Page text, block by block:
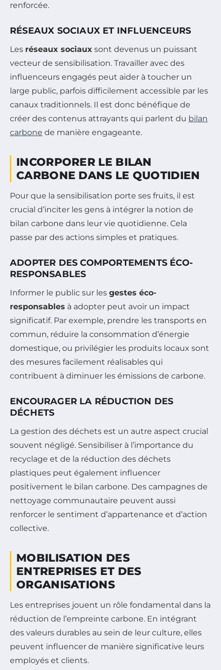
renforcée.
RÉSEAUX SOCIAUX ET INFLUENCEURS
Les réseaux sociaux sont devenus un puissant
vecteur de sensibilisation. Travailler avec des
influenceurs engagés peut aider à toucher un
large public, parfois difficilement accessible par les
canaux traditionnels. Il est donc bénéfique de
créer des contenus attrayants qui parlent du bilan
carbone de manière engageante.
INCORPORER LE BILAN
CARBONE DANS LE QUOTIDIEN
Pour que la sensibilisation porte ses fruits, il est
crucial d’inciter les gens à intégrer la notion de
bilan carbone dans leur vie quotidienne. Cela
passe par des actions simples et pratiques.
ADOPTER DES COMPORTEMENTS ÉCO-
RESPONSABLES
Informer le public sur les gestes éco-
responsables à adopter peut avoir un impact
significatif. Par exemple, prendre les transports en
commun, réduire la consommation d’énergie
domestique, ou privilégier les produits locaux sont
des mesures facilement réalisables qui
contribuent à diminuer les émissions de carbone.
ENCOURAGER LA RÉDUCTION DES
DÉCHETS
La gestion des déchets est un autre aspect crucial
souvent négligé. Sensibiliser à l’importance du
recyclage et de la réduction des déchets
plastiques peut également influencer
positivement le bilan carbone. Des campagnes de
nettoyage communautaire peuvent aussi
renforcer le sentiment d’appartenance et d’action
collective.
MOBILISATION DES
ENTREPRISES ET DES
ORGANISATIONS
Les entreprises jouent un rôle fondamental dans la
réduction de l’empreinte carbone. En intégrant
des valeurs durables au sein de leur culture, elles
peuvent influencer de manière significative leurs
employés et clients.